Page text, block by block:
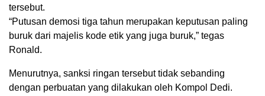
tersebut.
“Putusan demosi tiga tahun merupakan keputusan paling
buruk dari majelis kode etik yang juga buruk,” tegas
Ronald.
Menurutnya, sanksi ringan tersebut tidak sebanding
dengan perbuatan yang dilakukan oleh Kompol Dedi.